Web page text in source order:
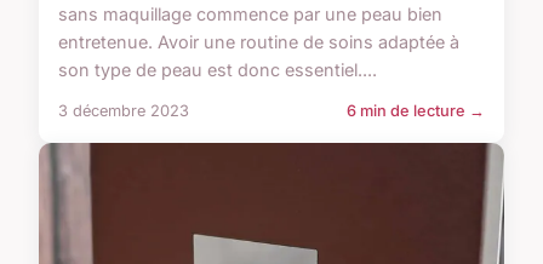
sans maquillage commence par une peau bien
entretenue. Avoir une routine de soins adaptée à
son type de peau est donc essentiel....
3 décembre 2023 6 min de lecture →